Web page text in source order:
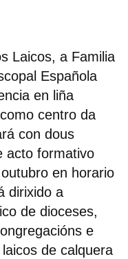
Laicos, a Familia
Española
en liña
centro da
con dous
acto formativo
en horario
dirixido a
de dioceses,
e
de calquera